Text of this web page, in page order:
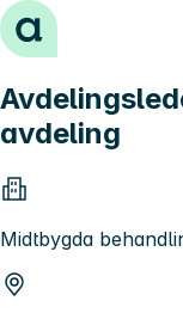
Hopp til innhold
avdeling
Midtbygda